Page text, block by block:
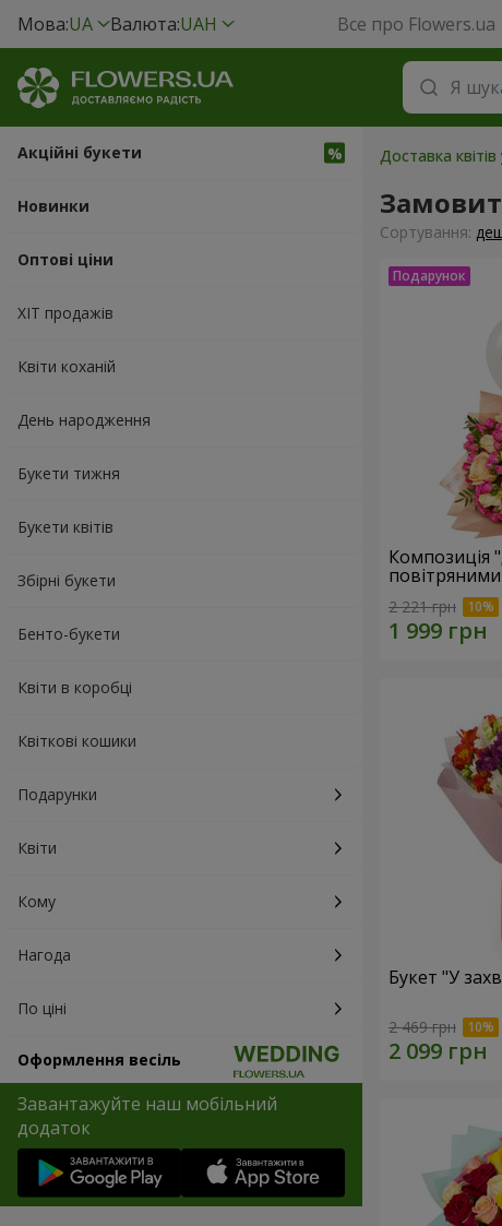
Мова:UA Валюта:UAH Все про Flowers.ua
Акційні букети
Новинки
Оптові ціни
ХІТ продажів
Квіти коханій
День народження
Букети тижня
Букети квітів
Збірні букети
Бенто-букети
Квіти в коробці
Квіткові кошики
Подарунки
Квіти
Кому
Нагода
По ціні
Оформлення весіль
Завантажуйте наш мобільний
додаток
Доставка
Сортування:
Композиція
2 221 грн
Букет "У
2 469 грн